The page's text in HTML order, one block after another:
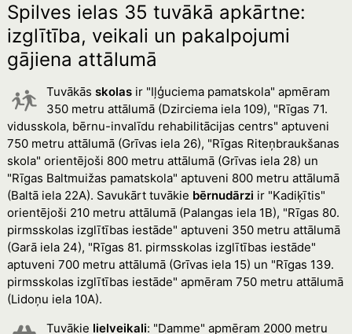
Spilves ielas 35 tuvākā apkārtne:
izglītība, veikali un pakalpojumi
gājiena attālumā
Tuvākās skolasir "Iļģuciema pamatskola" apmēram
350 metru attālumā (Dzirciema iela 109), "Rīgas 71.
vidusskola, bērnu-invalīdu rehabilitācijas centrs" aptuveni
750 metru attālumā (Grīvas iela 26), "Rīgas Riteņbraukšanas
skola" orientējoši 800 metru attālumā (Grīvas iela 28) un
"Rīgas Baltmuižas pamatskola" aptuveni 800 metru attālumā
(Baltā iela 22A). Savukārt tuvākie bērnudārzi ir "Kadiķītis"
orientējoši 210 metru attālumā (Palangas iela 1B), "Rīgas 80.
pirmsskolas izglītības iestāde" aptuveni 350 metru attālumā
(Garā iela 24), "Rīgas 81. pirmsskolas izglītības iestāde"
aptuveni 700 metru attālumā (Grīvas iela 15) un "Rīgas 139.
pirmsskolas izglītības iestāde" apmēram 750 metru attālumā
(Lidoņu iela 10A).
Tuvākie lielveikali: "Damme" apmēram 2000 metru